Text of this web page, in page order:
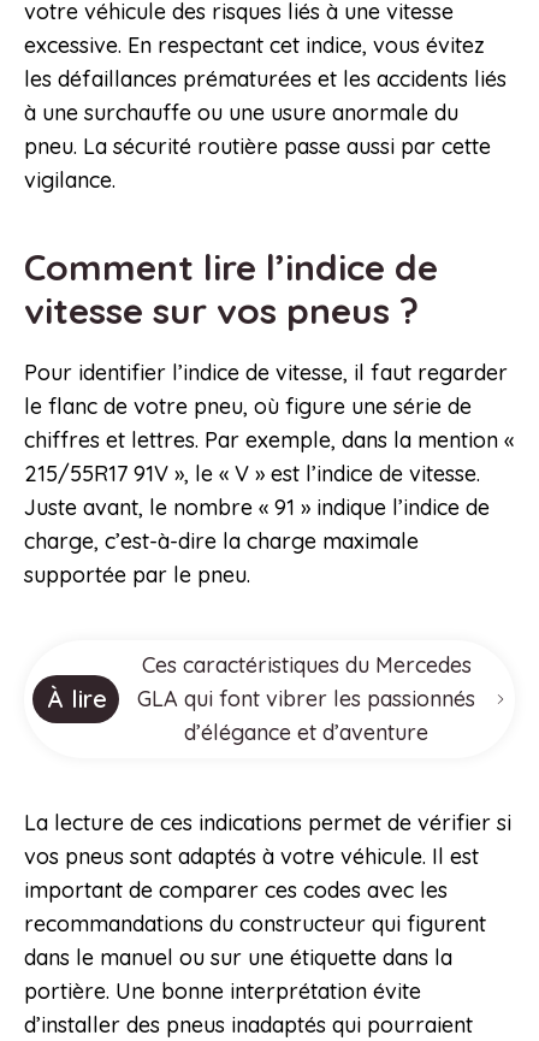
votre véhicule des risques liés à une vitesse
excessive. En respectant cet indice, vous évitez
les défaillances prématurées et les accidents liés
à une surchauffe ou une usure anormale du
pneu. La sécurité routière passe aussi par cette
vigilance.
Comment lire l’indice de
vitesse sur vos pneus ?
Pour identifier l’indice de vitesse, il faut regarder
le flanc de votre pneu, où figure une série de
chiffres et lettres. Par exemple, dans la mention «
215/55R17 91V », le « V » est l’indice de vitesse.
Juste avant, le nombre « 91 » indique l’indice de
charge, c’est-à-dire la charge maximale
supportée par le pneu.
À lire
Ces caractéristiques du Mercedes
GLA qui font vibrer les passionnés
d’élégance et d’aventure
La lecture de ces indications permet de vérifier si
vos pneus sont adaptés à votre véhicule. Il est
important de comparer ces codes avec les
recommandations du constructeur qui figurent
dans le manuel ou sur une étiquette dans la
portière. Une bonne interprétation évite
d’installer des pneus inadaptés qui pourraient